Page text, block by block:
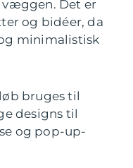
Det er
og bidéer, da
minimalistisk
bruges til
designs til
og pop-up-